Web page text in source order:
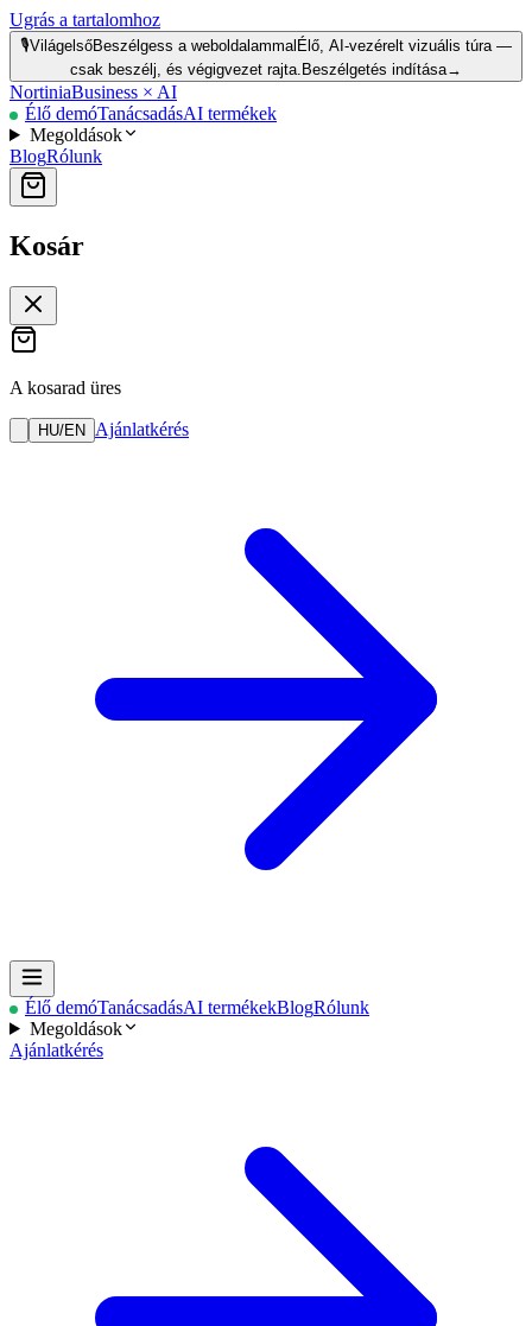
Ugrás a tartalomhoz
🎙️VilágelsőBeszélgess a weboldalammal Élő, AI-vezérelt vizuális túra —
csak beszélj, és végigvezet rajta. Beszélgetés indítása→
NortiniaBusiness × AI
Élő demóTanácsadásAI termékek
Megoldások
BlogRólunk
Kosár
A kosarad üres
HU/EN Ajánlatkérés
Élő demóTanácsadásAI termékekBlogRólunk
Megoldások
Ajánlatkérés